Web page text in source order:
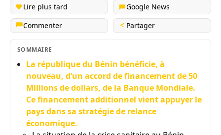
Lire plus tard
Google News
Commenter
Partager
SOMMAIRE
La république du Bénin bénéficie, à
nouveau, d’un accord de financement de 50
Millions de dollars, de la Banque Mondiale.
Ce financement additionnel vient appuyer le
pays dans sa stratégie de relance
économique.